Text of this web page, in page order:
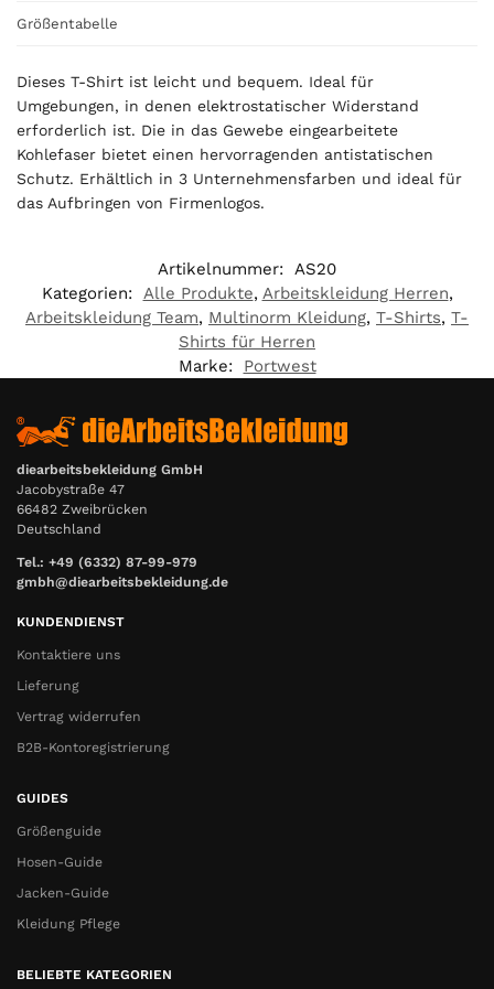
0
€
Größentabelle
Dieses T-Shirt ist leicht und bequem. Ideal für
Umgebungen, in denen elektrostatischer Widerstand
erforderlich ist. Die in das Gewebe eingearbeitete
Kohlefaser bietet einen hervorragenden antistatischen
Schutz. Erhältlich in 3 Unternehmensfarben und ideal für
das Aufbringen von Firmenlogos.
Artikelnummer: AS20
Kategorien: Alle Produkte, Arbeitskleidung Herren,
Arbeitskleidung Team, Multinorm Kleidung, T-Shirts, T-
Shirts für Herren
Marke:
Portwest
diearbeitsbekleidung GmbH
Jacobystraße 47
66482 Zweibrücken
Deutschland
Tel.: +49 (6332) 87-99-979
gmbh@diearbeitsbekleidung.de
KUNDENDIENST
Kontaktiere uns
Lieferung
Vertrag widerrufen
B2B-Kontoregistrierung
GUIDES
Größenguide
Hosen-Guide
Jacken-Guide
Kleidung Pflege
BELIEBTE KATEGORIEN